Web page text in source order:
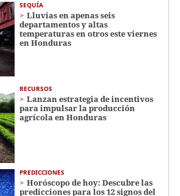
SEQUÍA
Lluvias en apenas seis
departamentos y altas
temperaturas en otros este viernes
en Honduras
RECURSOS
Lanzan estrategia de incentivos
para impulsar la producción
agrícola en Honduras
PREDICCIONES
Horóscopo de hoy: Descubre las
predicciones para los 12 signos del